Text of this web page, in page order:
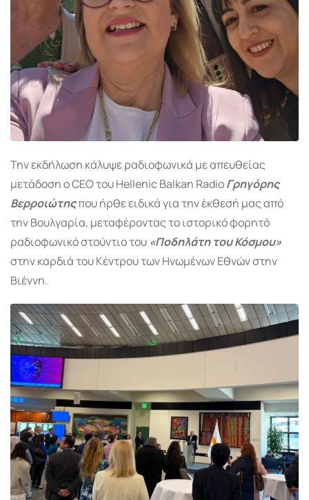
Την εκδήλωση κάλυψε ραδιοφωνικά με απευθείας
μετάδοση ο CEO του Hellenic Balkan RadioΓρηγόρης
Βερροιώτηςπου ήρθε ειδικά για την έκθεσή μας από
την Βουλγαρία, μεταφέροντας το ιστορικό φορητό
ραδιοφωνικό στούντιο του «Ποδηλάτη του Κόσμου»
στην καρδιά του Κέντρου των Ηνωμένων Εθνών στην
Βιέννη.